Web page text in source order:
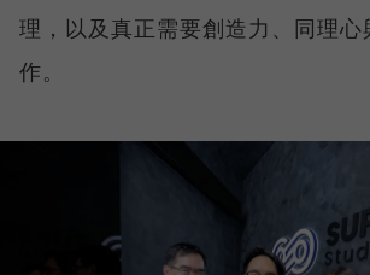
理，以及真正需要創造力、同理心
作。